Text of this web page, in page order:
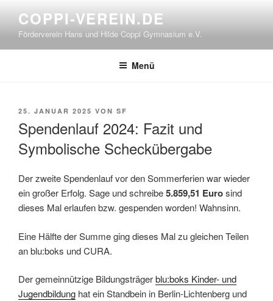
Inhalt
springen
COPPI-VEREIN.DE
Förderverein Hans und Hilde Coppi Gymnasium e.V.
Menü
VERÖFFENTLICHT
25. JANUAR 2025 VON SF
Spendenlauf 2024: Fazit und
Symbolische Scheckübergabe
Der zweite Spendenlauf vor den Sommerferien war wieder
ein großer Erfolg. Sage und schreibe5.859,51 Eurosind
dieses Mal erlaufen bzw. gespenden worden! Wahnsinn.
Eine Hälfte der Summe ging dieses Mal zu gleichen Teilen
an blu:boks und CURA.
Der gemeinnützige Bildungsträgerblu:boks Kinder- und
Jugendbildung hat ein Standbein in Berlin-Lichtenberg und